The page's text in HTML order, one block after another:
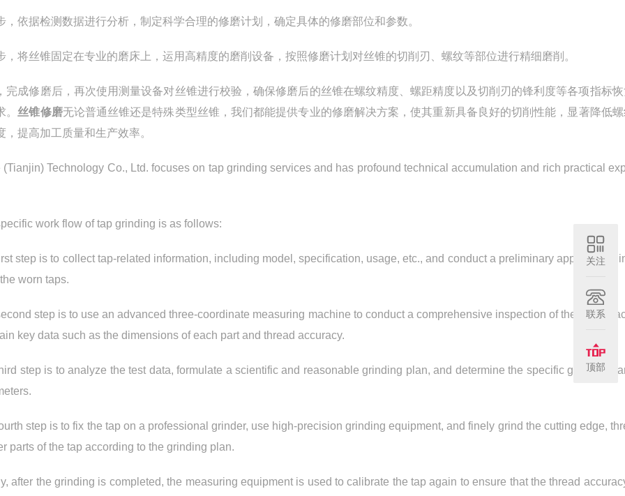
，依据检测数据进行分析，制定科学合理的修磨计划，确定具体的修磨部位和参数。
，将丝锥固定在专业的磨床上，运用高精度的磨削设备，按照修磨计划对丝锥的切削刃、螺纹等部位进行精细磨削。
完成修磨后，再次使用测量设备对丝锥进行校验，确保修磨后的丝锥在螺纹精度、螺距精度以及切削刃的锋利度等各项指标
。 丝锥修磨无论普通丝锥还是特殊类型丝锥，我们都能提供专业的修磨解决方案，使其重新具备良好的切削性能，显著降低
，提高加工质量和生产效率。
(Tianjin) Technology Co., Ltd. focuses on tap grinding services and has profound technical accumulation and rich practical
work flow of tap grinding is as follows:
step is to collect tap-related information, including model, specification, usage, etc., and conduct a preliminary appearance
worn taps.
step is to use an advanced three-coordinate measuring machine to conduct a comprehensive inspection of the taps to
key data such as the dimensions of each part and thread accuracy.
step is to analyze the test data, formulate a scientific and reasonable grinding plan, and determine the specific grinding
step is to fix the tap on a professional grinder, use high-precision grinding equipment, and finely grind the cutting edge,
parts of the tap according to the grinding plan.
after the grinding is completed, the measuring equipment is used to calibrate the tap again to ensure that the thread
关注
联系
顶部